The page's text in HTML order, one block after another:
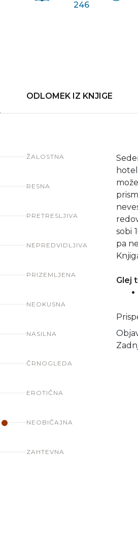
246
ODLOMEK IZ KNJIGE
ŽALOSTNA
RESNA
PRETRESLJIVA
NEPREDVIDLJIVA
PRIZEMLJENA
NEOKUSNA
NASILNA
ČRNOGLEDA
EROTIČNA
NEOBIČAJNA
ZAHTEVNA
sobi
pa
Glej